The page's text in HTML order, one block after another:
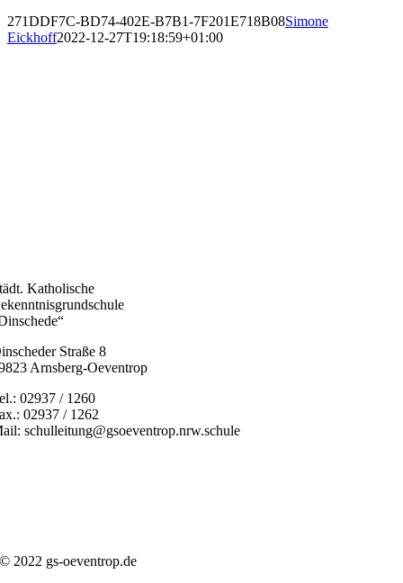
271DDF7C-BD74-402E-B7B1-7F201E718B08Simone
Eickhoff2022-12-27T19:18:59+01:00
Katholische
Straße 8
Arnsberg-Oeventrop
02937 / 1260
02937 / 1262
schulleitung@gsoeventrop.nrw.schule
© 2022 gs-oeventrop.de